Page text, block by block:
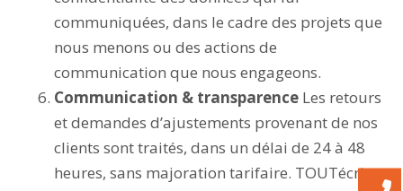
communiquées, dans le cadre des projets que
nous menons ou des actions de
communication que nous engageons.
Communication & transparence Les retours
et demandes d’ajustements provenant de nos
clients sont traités, dans un délai de 24 à 48
heures, sans majoration tarifaire. TOUTécrit